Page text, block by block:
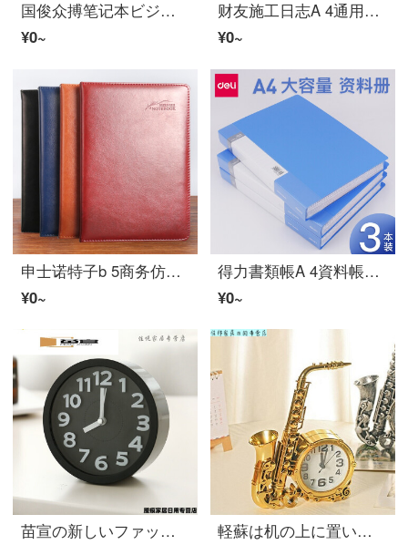
国俊众搏笔记本ビジネス用品ノート可挿笔16 k/ダブルカラーオプションLOGO 48 K-ブラック
¥0~
财友施工日志A 4通用加厚16 k安全建筑工事手帐A 4施工日志80 g 45ページ10本装
¥0~
申士诺特子b 5商务仿皮カスタマイズ加厚事务记事本a 5复古手帐手帐ノート小ノート文房具事务用品カスタマイズ可能文字茶色A 5
¥0~
得力書類帳A 4資料帳活ページフォルダ挿入袋20/30/40/60/80/100ページ多ページ多層書類挟み事務用品青色60ページ(3個入り)
¥0~
苗宣の新しいファッションのヨーロッパ式のデスクトップの時計のかわいい家庭の電子の学生は机の上で多機能のリビングの小さい目覚まし時計の電池の円形の黒を使います
軽蘇は机の上に置いて時計のアイデアのヨーロッパ式の置物のサックス楽器の事務室のベッドの頭のデスクトップの目覚まし時計のリビングの寝室の家庭の贈り物の豪金色